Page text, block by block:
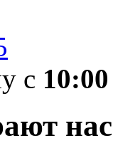
с 10:00
нас